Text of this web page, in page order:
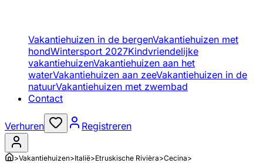
Vakantiehuizen in de bergenVakantiehuizen met
hondWintersport 2027Kindvriendelijke
vakantiehuizenVakantiehuizen aan het
waterVakantiehuizen aan zeeVakantiehuizen in de
natuurVakantiehuizen met zwembad
Contact
Verhuren Registreren
>Vakantiehuizen>Italië>Etruskische Rivièra>Cecina>